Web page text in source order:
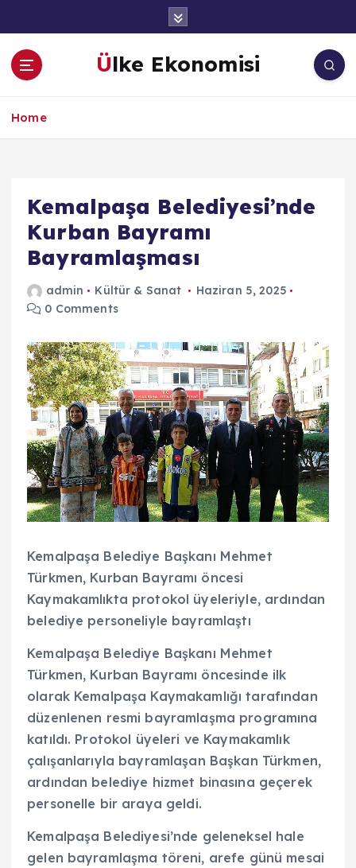
a
Ülke Ekonomisi
Home
Kemalpaşa Belediyesi’nde
Kurban Bayramı
Bayramlaşması
admin Kültür & Sanat
Haziran 5, 2025
0 Comments
Kemalpaşa Belediye Başkanı Mehmet
Türkmen, Kurban Bayramı öncesi
Kaymakamlıkta protokol üyeleriyle, ardından
belediye personeliyle bayramlaştı
Kemalpaşa Belediye Başkanı Mehmet
Türkmen, Kurban Bayramı öncesinde ilk
olarak Kemalpaşa Kaymakamlığı tarafından
düzenlenen resmi bayramlaşma programına
katıldı. Protokol üyeleri ve Kaymakamlık
çalışanlarıyla bayramlaşan Başkan Türkmen,
ardından belediye hizmet binasına geçerek
personelle bir araya geldi.
Kemalpaşa Belediyesi’nde geleneksel hale
gelen bayramlaşma töreni, arefe günü mesai